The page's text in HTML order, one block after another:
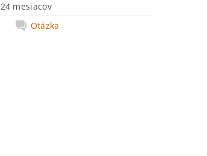
24 mesiacov
Otázka